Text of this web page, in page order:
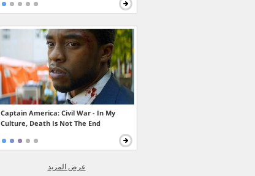
Captain America: Civil War - In My
Culture, Death Is Not The End
عرض المزيد